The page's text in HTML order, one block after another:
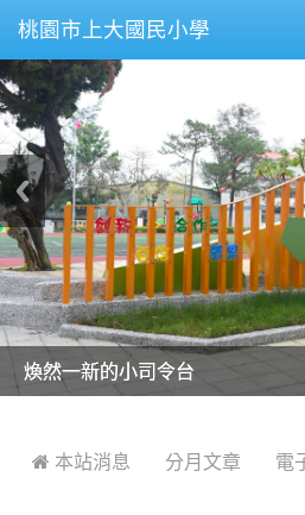
桃園市上大國民小學
美麗的操場是我們活力的來源
美麗的操場是我們活力的來源
煥然一新的小司令台
煥然一新的小司令台
富含桃園埤塘田園風光意象的中廊
富含桃園埤塘田園風光意象的中廊
嶄新的中庭廣場
嶄新的中庭廣場
水生池生生不息
水生池生生不息
 本站消息 分月文章 電